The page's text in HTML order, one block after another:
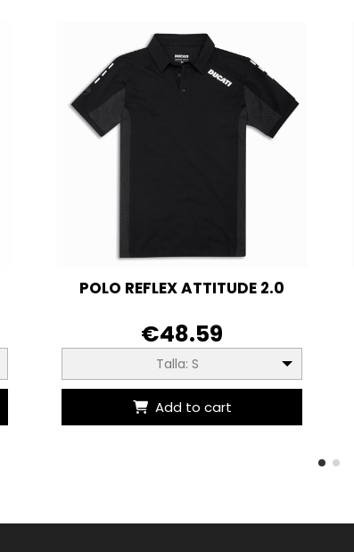
POLO REFLEX ATTITUDE 2.0
€48.59
Talla: S
Add to cart